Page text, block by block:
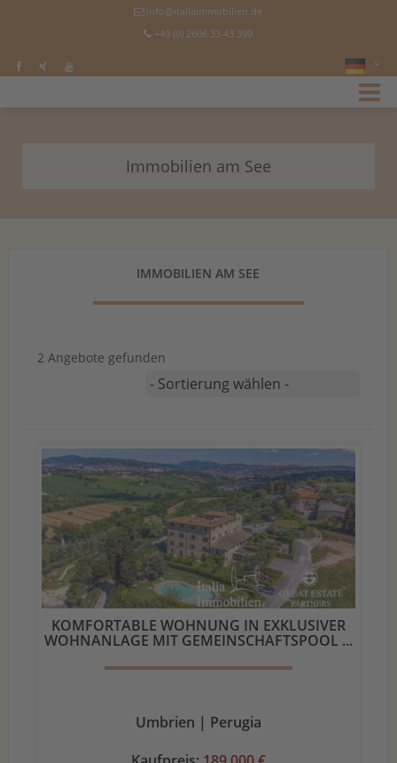
info@italiaimmobilien.de
+49 (0) 2606 33 43 399
Immobilien am See
IMMOBILIEN AM SEE
2 Angebote gefunden
KOMFORTABLE WOHNUNG IN EXKLUSIVER
WOHNANLAGE MIT GEMEINSCHAFTSPOOL ...
Umbrien | Perugia